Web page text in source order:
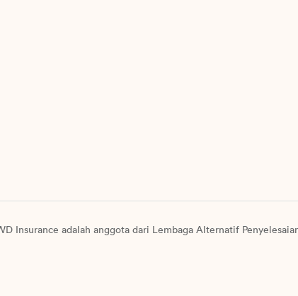
Insurance adalah anggota dari Lembaga Alternatif